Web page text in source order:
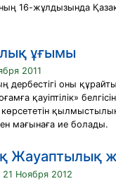
16-жұлдызында
ұғымы
2011
оны
қауіптілік»
көрсететін
мағынаға ие болады.
Жауаптылық
21 Ноября 2012